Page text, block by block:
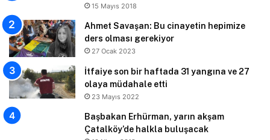
15 Mayıs 2018
Ahmet Savaşan: Bu cinayetin hepimize
ders olması gerekiyor
27 Ocak 2023
İtfaiye son bir haftada 31 yangına ve 27
olaya müdahale etti
23 Mayıs 2022
Başbakan Erhürman, yarın akşam
Çatalköy’de halkla buluşacak